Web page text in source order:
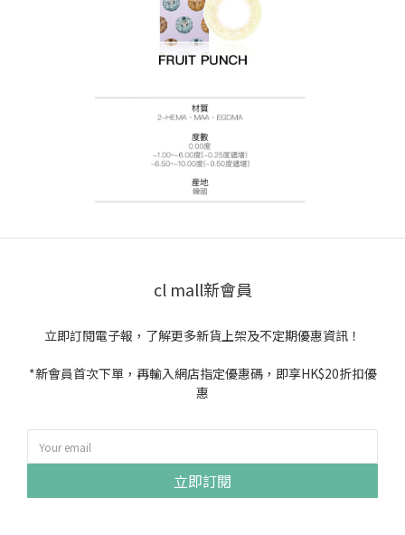
cl mall新會員
立即訂閱電子報，了解更多新貨上架及不定期優惠資訊！
*新會員首次下單，再輸入網店指定優惠碼，即享HK$20折扣優
惠
立即訂閱